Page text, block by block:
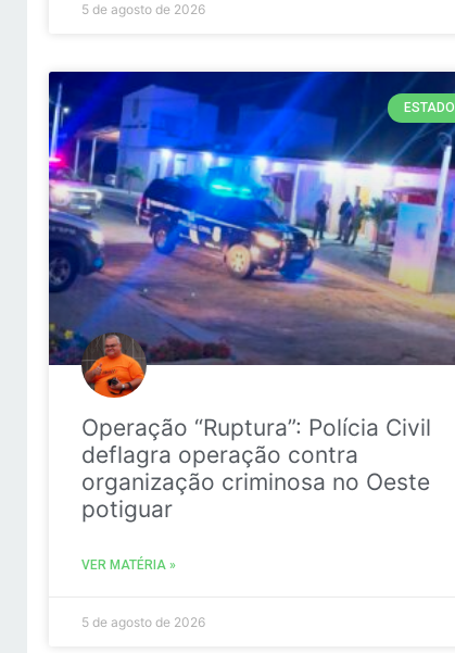
5 de agosto de 2026
ESTADO
Operação “Ruptura”: Polícia Civil
deflagra operação contra
organização criminosa no Oeste
potiguar
VER MATÉRIA »
5 de agosto de 2026